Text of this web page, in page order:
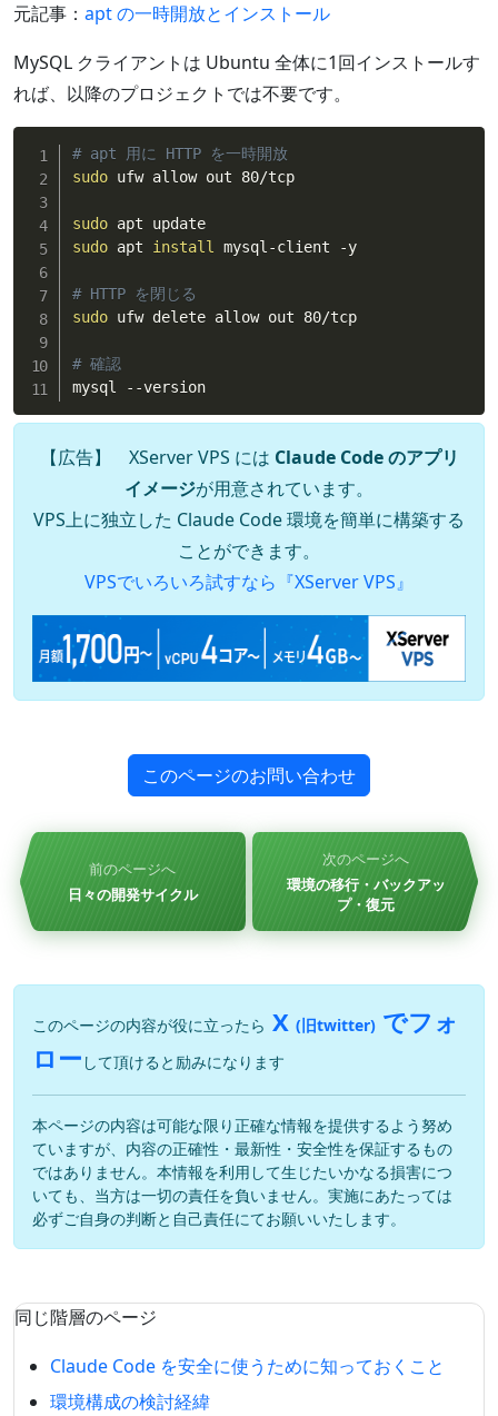
元記事： apt の一時開放とインストール
MySQL クライアントは Ubuntu 全体に1回インストールす
れば、以降のプロジェクトでは不要です。
# apt 用に HTTP を一時開放
sudo ufw allow out 80/tcp
sudo
sudo apt install mysql-client -y
# HTTP を閉じる
sudo ufw delete allow out 80/tcp
# 確認
mysql --version
【広告】 XServer VPS には Claude Code のアプリ
イメージが用意されています。
VPS上に独立した Claude Code 環境を簡単に構築する
ことができます。
VPSでいろいろ試すなら『XServer VPS』
このページのお問い合わせ
前のページへ
日々の開発サイクル
次のページへ
環境の移行・バックアッ
プ・復元
このページの内容が役に立ったら X (旧twitter) でフォ
ロー して頂けると励みになります
本ページの内容は可能な限り正確な情報を提供するよう努め
ていますが、内容の正確性・最新性・安全性を保証するもの
ではありません。本情報を利用して生じたいかなる損害につ
いても、当方は一切の責任を負いません。実施にあたっては
必ずご自身の判断と自己責任にてお願いいたします。
同じ階層のページ
Claude Code を安全に使うために知っておくこと
環境構成の検討経緯